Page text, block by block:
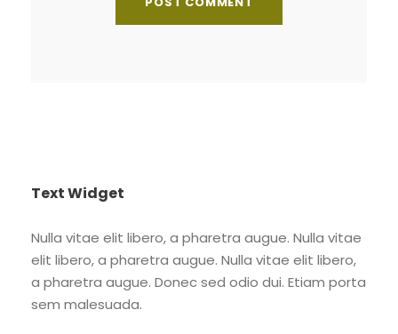
Text Widget
Nulla vitae elit libero, a pharetra augue. Nulla vitae
elit libero, a pharetra augue. Nulla vitae elit libero,
a pharetra augue. Donec sed odio dui. Etiam porta
sem malesuada.